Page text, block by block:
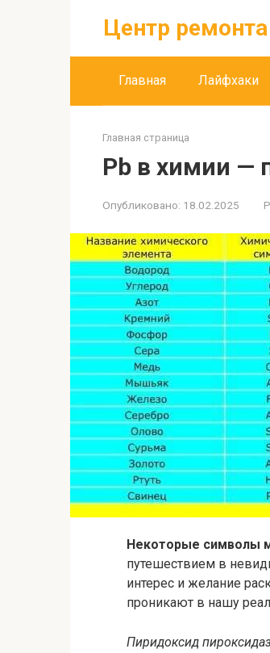
Центр ремонта
Главная Лайфхаки
Главная страница
Pb в химии —
Опубликовано: 18.02.2025
Некоторые символы
путешествием в
интерес и желание
проникают в нашу
Пиридоксид